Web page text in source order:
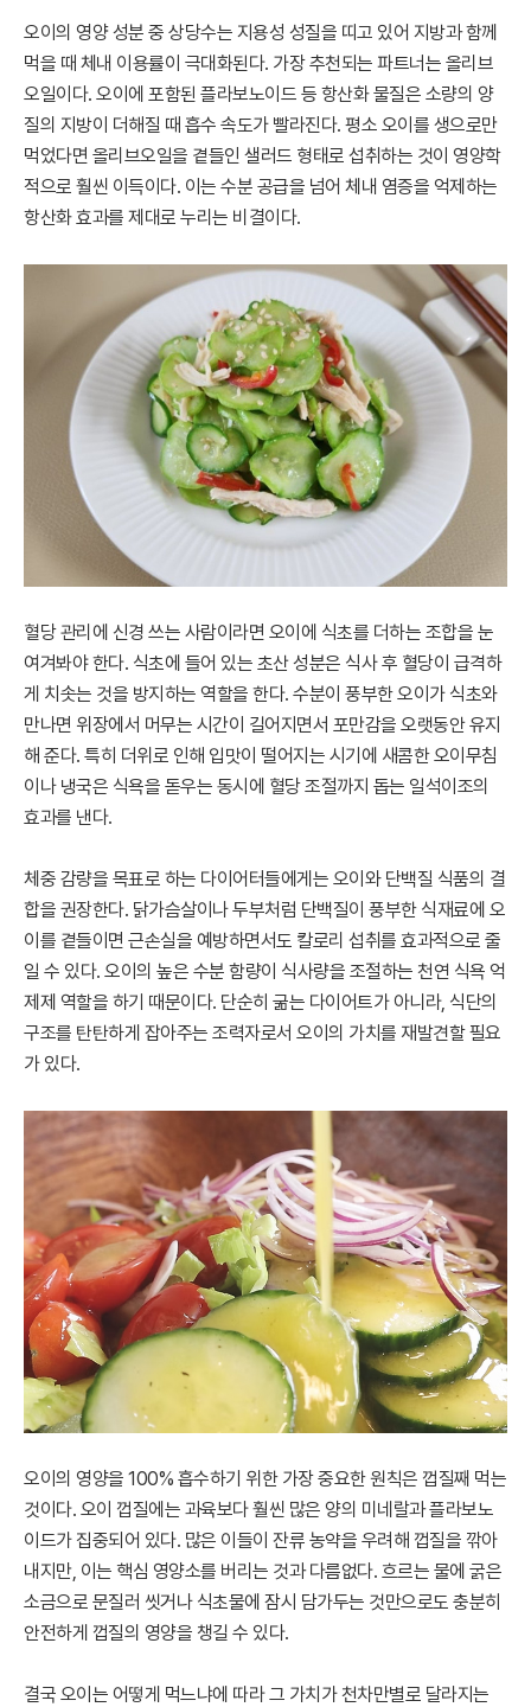
오이의 영양 성분 중 상당수는 지용성 성질을 띠고 있어 지방과 함께
먹을 때 체내 이용률이 극대화된다. 가장 추천되는 파트너는 올리브
오일이다. 오이에 포함된 플라보노이드 등 항산화 물질은 소량의 양
질의 지방이 더해질 때 흡수 속도가 빨라진다. 평소 오이를 생으로만
먹었다면 올리브오일을 곁들인 샐러드 형태로 섭취하는 것이 영양학
적으로 훨씬 이득이다. 이는 수분 공급을 넘어 체내 염증을 억제하는
항산화 효과를 제대로 누리는 비결이다.
혈당 관리에 신경 쓰는 사람이라면 오이에 식초를 더하는 조합을 눈
여겨봐야 한다. 식초에 들어 있는 초산 성분은 식사 후 혈당이 급격하
게 치솟는 것을 방지하는 역할을 한다. 수분이 풍부한 오이가 식초와
만나면 위장에서 머무는 시간이 길어지면서 포만감을 오랫동안 유지
해 준다. 특히 더위로 인해 입맛이 떨어지는 시기에 새콤한 오이무침
이나 냉국은 식욕을 돋우는 동시에 혈당 조절까지 돕는 일석이조의
효과를 낸다.
체중 감량을 목표로 하는 다이어터들에게는 오이와 단백질 식품의 결
합을 권장한다. 닭가슴살이나 두부처럼 단백질이 풍부한 식재료에 오
이를 곁들이면 근손실을 예방하면서도 칼로리 섭취를 효과적으로 줄
일 수 있다. 오이의 높은 수분 함량이 식사량을 조절하는 천연 식욕 억
제제 역할을 하기 때문이다. 단순히 굶는 다이어트가 아니라, 식단의
구조를 탄탄하게 잡아주는 조력자로서 오이의 가치를 재발견할 필요
가 있다.
오이의 영양을 100% 흡수하기 위한 가장 중요한 원칙은 껍질째 먹는
것이다. 오이 껍질에는 과육보다 훨씬 많은 양의 미네랄과 플라보노
이드가 집중되어 있다. 많은 이들이 잔류 농약을 우려해 껍질을 깎아
내지만, 이는 핵심 영양소를 버리는 것과 다름없다. 흐르는 물에 굵은
소금으로 문질러 씻거나 식초물에 잠시 담가두는 것만으로도 충분히
안전하게 껍질의 영양을 챙길 수 있다.
결국 오이는 어떻게 먹느냐에 따라 그 가치가 천차만별로 달라지는